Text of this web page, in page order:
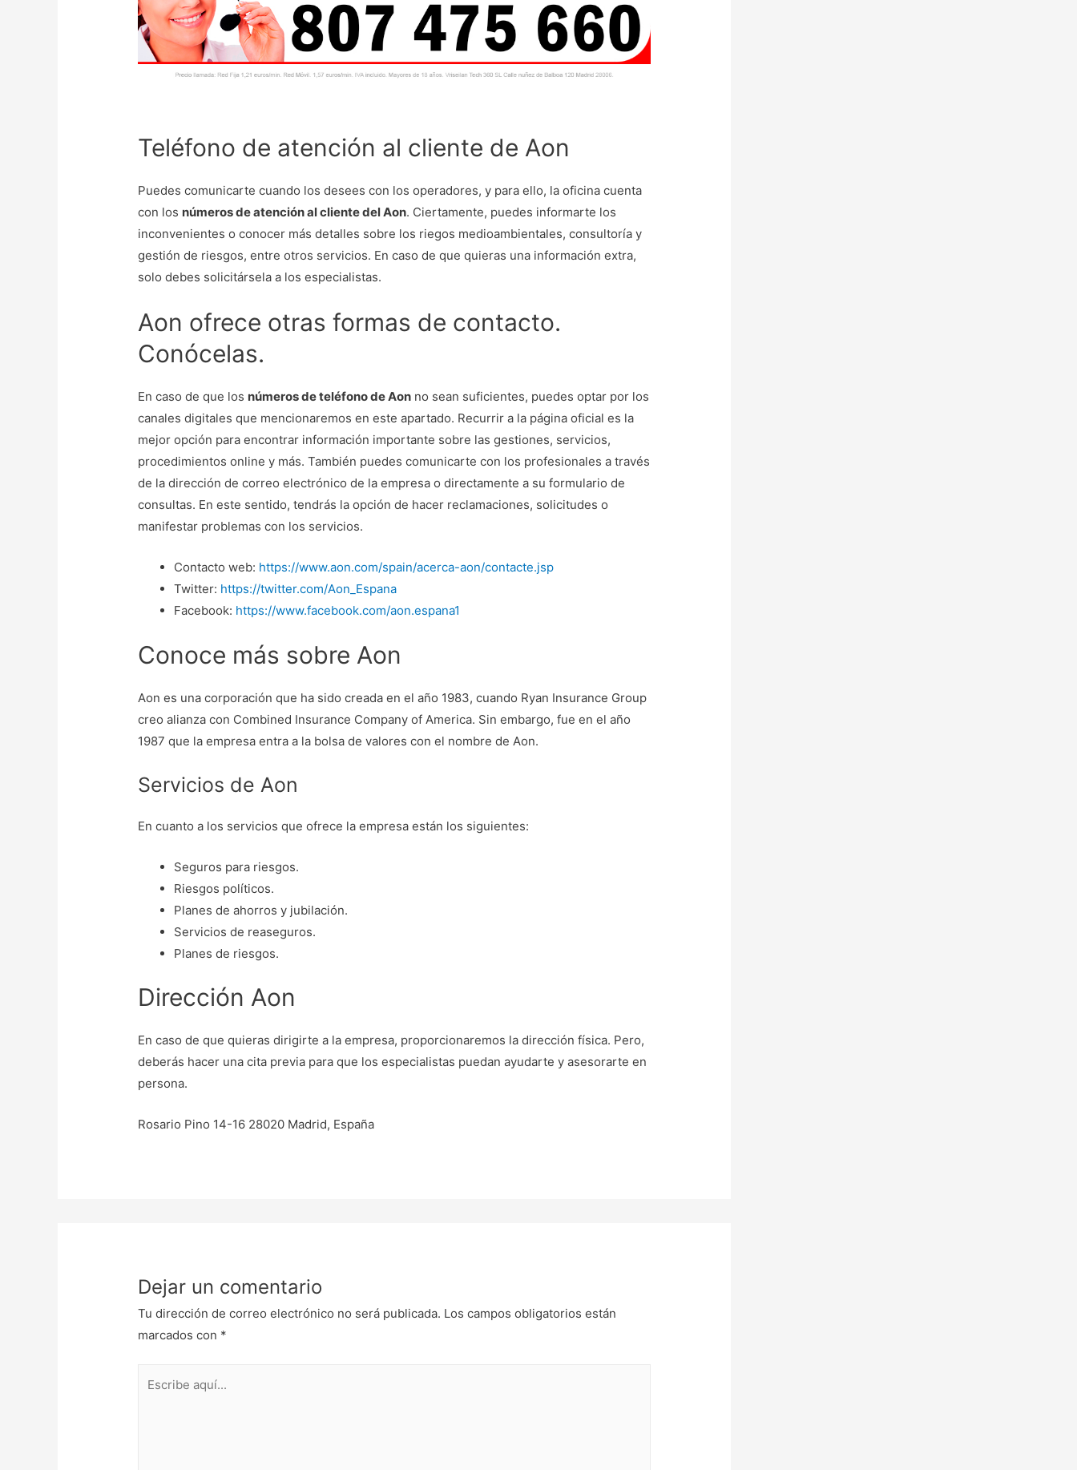
Teléfono de atención al cliente de Aon
Puedes comunicarte cuando los desees con los operadores, y para ello, la oficina cuenta
con los números de atención al cliente del Aon. Ciertamente, puedes informarte los
inconvenientes o conocer más detalles sobre los riegos medioambientales, consultoría y
gestión de riesgos, entre otros servicios. En caso de que quieras una información extra,
solo debes solicitársela a los especialistas.
Aon ofrece otras formas de contacto.
Conócelas.
En caso de que los números de teléfono de Aon no sean suficientes, puedes optar por los
canales digitales que mencionaremos en este apartado. Recurrir a la página oficial es la
mejor opción para encontrar información importante sobre las gestiones, servicios,
procedimientos online y más. También puedes comunicarte con los profesionales a través
de la dirección de correo electrónico de la empresa o directamente a su formulario de
consultas. En este sentido, tendrás la opción de hacer reclamaciones, solicitudes o
manifestar problemas con los servicios.
Contacto web: https://www.aon.com/spain/acerca-aon/contacte.jsp
Twitter: https://twitter.com/Aon_Espana
Facebook: https://www.facebook.com/aon.espana1
Conoce más sobre Aon
Aon es una corporación que ha sido creada en el año 1983, cuando Ryan Insurance Group
creo alianza con Combined Insurance Company of America. Sin embargo, fue en el año
1987 que la empresa entra a la bolsa de valores con el nombre de Aon.
Servicios de Aon
En cuanto a los servicios que ofrece la empresa están los siguientes:
Seguros para riesgos.
Riesgos políticos.
Planes de ahorros y jubilación.
Servicios de reaseguros.
Planes de riesgos.
Dirección Aon
En caso de que quieras dirigirte a la empresa, proporcionaremos la dirección física. Pero,
deberás hacer una cita previa para que los especialistas puedan ayudarte y asesorarte en
persona.
Rosario Pino 14-16 28020 Madrid, España
Dejar un comentario
Tu dirección de correo electrónico no será publicada. Los campos obligatorios están
marcados con *